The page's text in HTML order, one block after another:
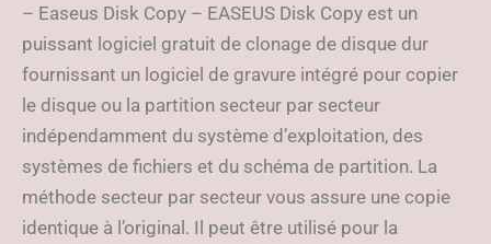
– Easeus Disk Copy – EASEUS Disk Copy est un
puissant logiciel gratuit de clonage de disque dur
fournissant un logiciel de gravure intégré pour copier
le disque ou la partition secteur par secteur
indépendamment du système d’exploitation, des
systèmes de fichiers et du schéma de partition. La
méthode secteur par secteur vous assure une copie
identique à l’original. Il peut être utilisé pour la